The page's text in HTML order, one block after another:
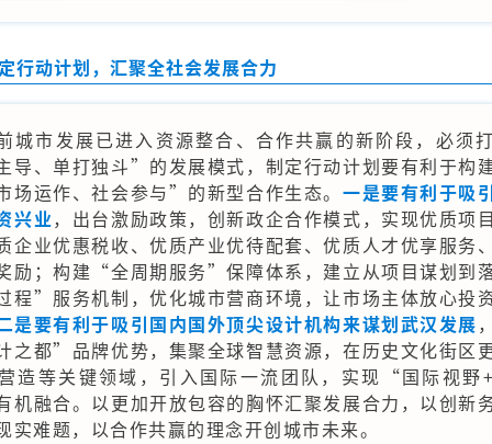
行动计划，汇聚全社会发展合力
城市发展已进入资源整合、合作共赢的新阶段，必须
导、单打独斗”的发展模式，制定行动计划要有利于构
场运作、社会参与”的新型合作生态。 一是要有利于吸
兴业，出台激励政策，创新政企合作模式，实现优质项
企业优惠税收、优质产业优待配套、优质人才优享服务
励；构建“全周期服务”保障体系，建立从项目谋划到
程”服务机制，优化城市营商环境，让市场主体放心投
是要有利于吸引国内国外顶尖设计机构来谋划武汉发展
之都”品牌优势，集聚全球智慧资源，在历史文化街区
造等关键领域，引入国际一流团队，实现“国际视野
机融合。以更加开放包容的胸怀汇聚发展合力，以创新
实难题，以合作共赢的理念开创城市未来。